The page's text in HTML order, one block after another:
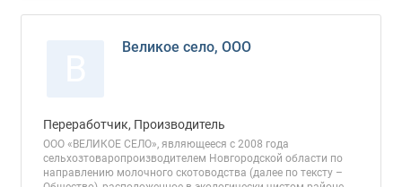
Великое село, ООО
Переработчик, Производитель
ООО «ВЕЛИКОЕ СЕЛО», являющееся с 2008 года
сельхозтоваропроизводителем Новгородской области по
направлению молочного скотоводства (далее по тексту –